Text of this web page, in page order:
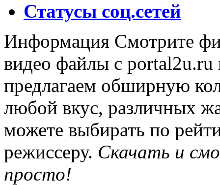
Статусы соц.сетей
Информация Смотрите
видео файлы с
предлагаем обширную
любой вкус, различных
можете выбирать по
режиссеру. Скачать и
просто!